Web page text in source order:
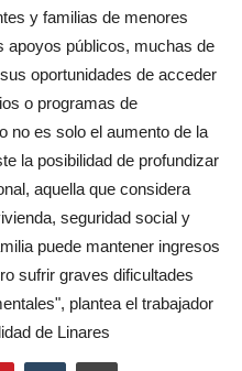
y familias de menores
apoyos públicos, muchas de
oportunidades de acceder
o programas de
no es solo el aumento de la
la posibilidad de profundizar
aquella que considera
seguridad social y
puede mantener ingresos
sufrir graves dificultades
plantea el trabajador
de Linares